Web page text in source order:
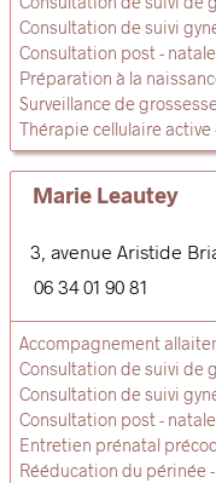
Consultation de suivi
Consultation post - natale
Préparation à la
Surveillance de
Thérapie cellulaire active
Marie Leautey
3, avenue Aristide
06 34 01 90 81
Accompagnement
Consultation de suivi de
Consultation de suivi
Consultation post - natale
Entretien prénatal
Rééducation du périnée